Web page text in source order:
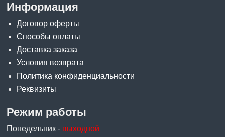
Информация
Договор оферты
Способы оплаты
Доставка заказа
Условия возврата
Политика конфиденциальности
Реквизиты
Режим работы
Понедельник - выходной